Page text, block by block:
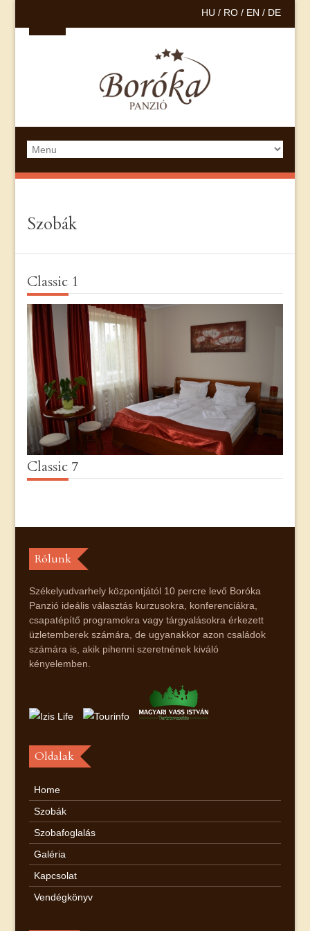
HU / RO / EN / DE
Szobák
Classic 1
Classic 7
Rólunk
Székelyudvarhely központjától 10 percre levő Boróka
Panzió ideális választás kurzusokra, konferenciákra,
csapatépítő programokra vagy tárgyalásokra érkezett
üzletemberek számára, de ugyanakkor azon családok
számára is, akik pihenni szeretnének kiváló
kényelemben.
Oldalak
Home
Szobák
Szobafoglalás
Galéria
Kapcsolat
Vendégkönyv